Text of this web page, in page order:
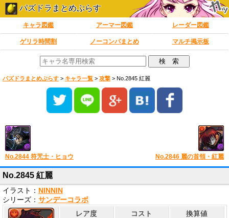
パズドラまとめぷらす
キャラ図鑑 アーマー図鑑 レーダー図鑑
ゲリラ時間割 ノーコンパまとめ マルチ掲示板
パズドラまとめぷらす > キャラ一覧 > 攻撃 > No.2845 紅麗
No.2844 符咒士・ヒョウ No.2846 麗の首領・紅麗
No.2845 紅麗
イラスト： NINNIN
シリーズ： サンデーコラボ
レア度 コスト 換算値